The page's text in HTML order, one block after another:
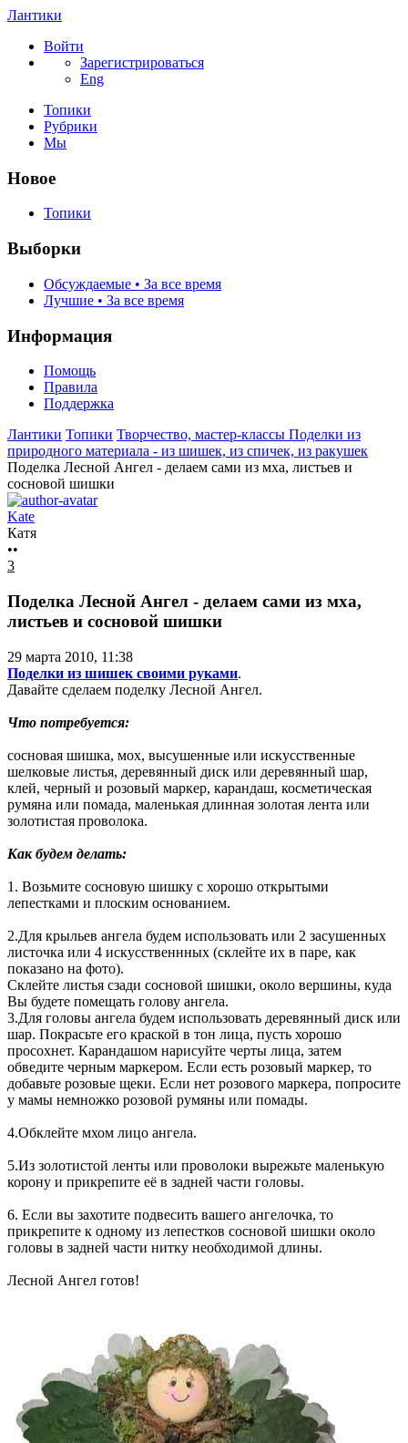
Лантики
Войти
Зарегистрироваться
Eng
Топики
Рубрики
Мы
Новое
Топики
Выборки
Обсуждаемые • За все время
Лучшие • За все время
Информация
Помощь
Правила
Поддержка
Лантики Топики Творчество, мастер-классы Поделки из
природного материала - из шишек, из спичек, из ракушек
Поделка Лесной Ангел - делаем сами из мха, листьев и
сосновой шишки
Kate
Катя
••
3
Поделка Лесной Ангел - делаем сами из мха,
листьев и сосновой шишки
29 марта 2010, 11:38
Поделки из шишек своими руками.
Давайте сделаем поделку Лесной Ангел.
Что потребуется:
сосновая шишка, мох, высушенные или искусственные
шелковые листья, деревянный диск или деревянный шар,
клей, черный и розовый маркер, карандаш, косметическая
румяна или помада, маленькая длинная золотая лента или
золотистая проволока.
Как будем делать:
1. Возьмите сосновую шишку с хорошо открытыми
лепестками и плоским основанием.
2.Для крыльев ангела будем использовать или 2 засушенных
листочка или 4 искусственнных (склейте их в паре, как
показано на фото).
Склейте листья сзади сосновой шишки, около вершины, куда
Вы будете помещать голову ангела.
3.Для головы ангела будем использовать деревянный диск или
шар. Покрасьте его краской в тон лица, пусть хорошо
просохнет. Карандашом нарисуйте черты лица, затем
обведите черным маркером. Если есть розовый маркер, то
добавьте розовые щеки. Если нет розового маркера, попросите
у мамы немножко розовой румяны или помады.
4.Обклейте мхом лицо ангела.
5.Из золотистой ленты или проволоки вырежьте маленькую
корону и прикрепите её в задней части головы.
6. Если вы захотите подвесить вашего ангелочка, то
прикрепите к одному из лепестков сосновой шишки около
головы в задней части нитку необходимой длины.
Лесной Ангел готов!